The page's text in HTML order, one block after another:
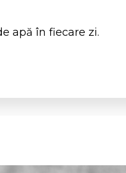
apă în fiecare zi.